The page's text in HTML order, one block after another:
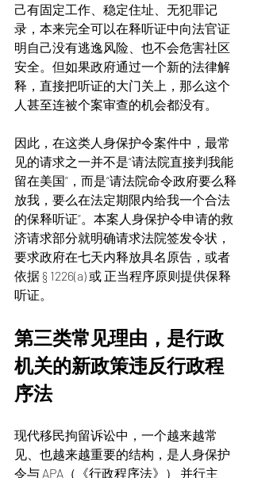
己有固定工作、稳定住址、无犯罪记
录，本来完全可以在释听证中向法官证
明自己没有逃逸风险、也不会危害社区
安全。但如果政府通过一个新的法律解
释，直接把听证的大门关上，那么这个
人甚至连被个案审查的机会都没有。
因此，在这类人身保护令案件中，最常
见的请求之一并不是“请法院直接判我能
留在美国”，而是“请法院命令政府要么释
放我，要么在法定期限内给我一个合法
的保释听证”。本案人身保护令申请的救
济请求部分就明确请求法院签发令状，
要求政府在七天内释放具名原告，或者
依据 § 1226(a) 或 正当程序原则提供保释
听证。
第三类常见理由，是行政
机关的新政策违反行政程
序法
现代移民拘留诉讼中，一个越来越常
见、也越来越重要的结构，是人身保护
令与 APA（《行政程序法》） 并行主